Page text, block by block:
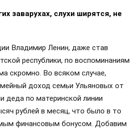
заварухах, слухи ширятся, не
Владимир Ленин, даже став
республики, по воспоминаниям
скромно. Во всяком случае,
доход семьи Ульяновых от
деда по материнской линии
рублей в месяц, что было в то
финансовым бонусом. Добавим